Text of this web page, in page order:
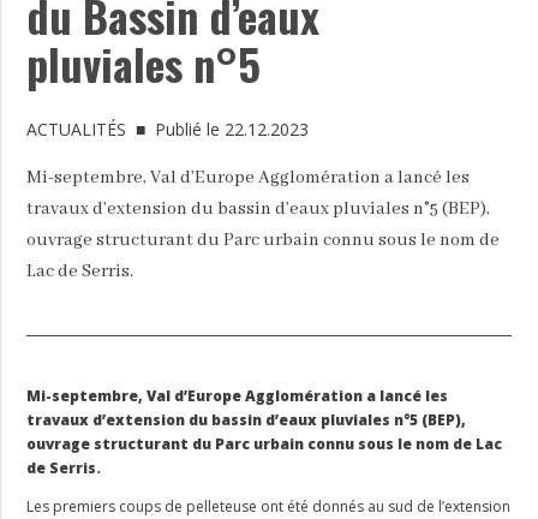
du Bassin d’eaux
pluviales n°5
ACTUALITÉS ■ Publié le 22.12.2023
Mi-septembre, Val d’Europe Agglomération a lancé les
travaux d’extension du bassin d’eaux pluviales n°5 (BEP),
ouvrage structurant du Parc urbain connu sous le nom de
Lac de Serris.
Mi-septembre, Val d’Europe Agglomération a lancé les
travaux d’extension du bassin d’eaux pluviales n°5 (BEP),
ouvrage structurant du Parc urbain connu sous le nom de Lac
de Serris.
Les premiers coups de pelleteuse ont été donnés au sud de l’extension